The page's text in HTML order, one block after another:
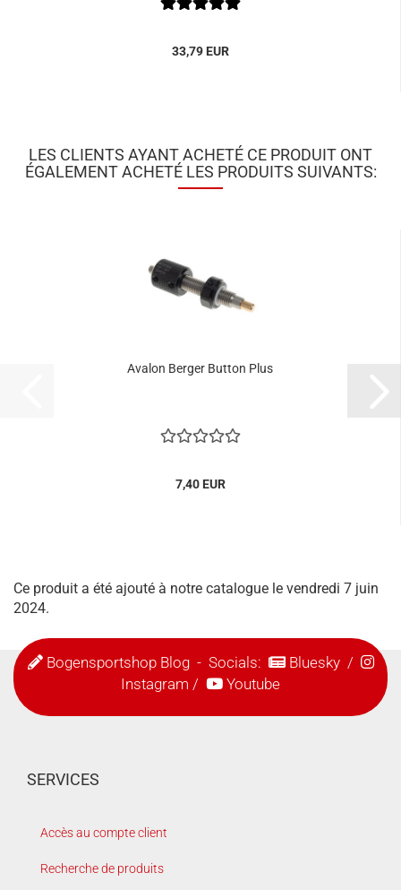
33,79 EUR
LES CLIENTS AYANT ACHETÉ CE PRODUIT ONT
ÉGALEMENT ACHETÉ LES PRODUITS SUIVANTS:
Avalon Berger Button Plus
7,40 EUR
Ce produit a été ajouté à notre catalogue le vendredi 7 juin
2024.
Bogensportshop Blog- Socials: Bluesky/
Instagram / Youtube
SERVICES
Accès au compte client
Recherche de produits